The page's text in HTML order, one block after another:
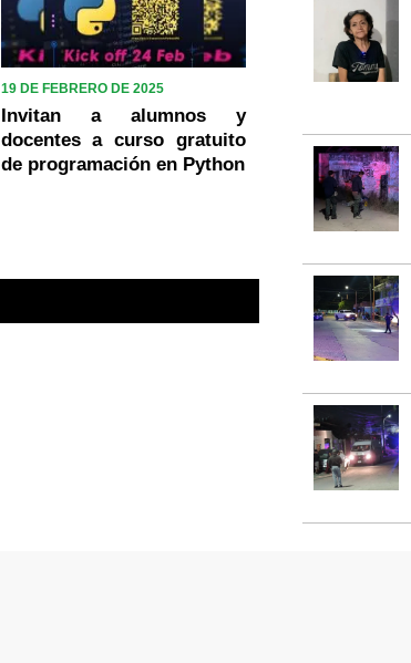
19 DE FEBRERO DE 2025
Invitan a alumnos y
docentes a curso gratuito
de programación en Python